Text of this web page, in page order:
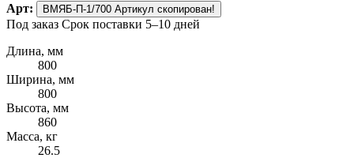
Арт: ВМЯБ-П-1/700 Артикул скопирован!
Под заказ Срок поставки 5–10 дней
Длина, мм
800
Ширина, мм
800
Высота, мм
860
Масса, кг
26.5